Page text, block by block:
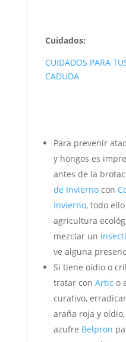
Cuidados:
CUIDADOS PARA
CADUDA
Para prevenir
y hongos es
antes de la
de Inviernocon
Invierno, todo
agricultura
mezclar un
ve alguna
Si tiene oídio o
tratar con Artic o
curativo,
araña roja y
azufre Belpron